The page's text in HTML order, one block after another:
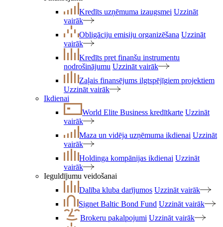
Kredīts uzņēmuma izaugsmei Uzzināt
vairāk
Obligāciju emisiju organizēšana Uzzināt
vairāk
Kredīts pret finanšu instrumentu
nodrošinājumu Uzzināt vairāk
Zaļais finansējums ilgtspējīgiem projektiem
Uzzināt vairāk
Ikdienai
World Elite Business kredītkarte Uzzināt
vairāk
Maza un vidēja uzņēmuma ikdienai Uzzināt
vairāk
Holdinga kompānijas ikdienai Uzzināt
vairāk
Ieguldījumu veidošanai
Dalība kluba darījumos Uzzināt vairāk
Signet Baltic Bond Fund Uzzināt vairāk
Brokeru pakalpojumi Uzzināt vairāk